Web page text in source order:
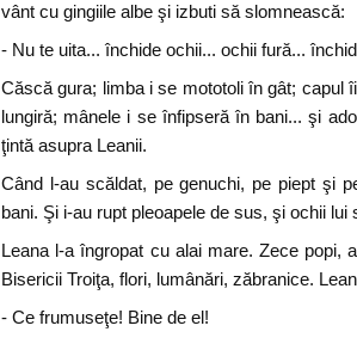
vânt cu gingiile albe şi izbuti să slomnească:
- Nu te uita... închide ochii... ochii fură...
Căscă gura; limba i se mototoli în gât; capul
lungiră; mânele i se înfipseră în bani... şi
ţintă asupra Leanii.
Când l-au scăldat, pe genuchi, pe piept şi
bani. Şi i-au rupt pleoapele de sus, şi ochii
Leana l-a îngropat cu alai mare. Zece popi,
Bisericii Troiţa, flori, lumânări, zăbranice.
- Ce frumuseţe! Bine de el!